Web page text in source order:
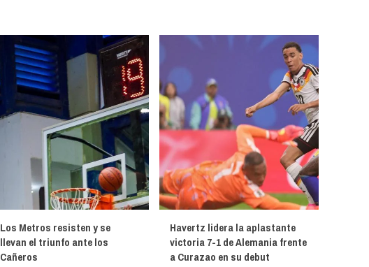
Los Metros resisten y se
llevan el triunfo ante los
Cañeros
Havertz lidera la aplastante
victoria 7-1 de Alemania frente
a Curazao en su debut